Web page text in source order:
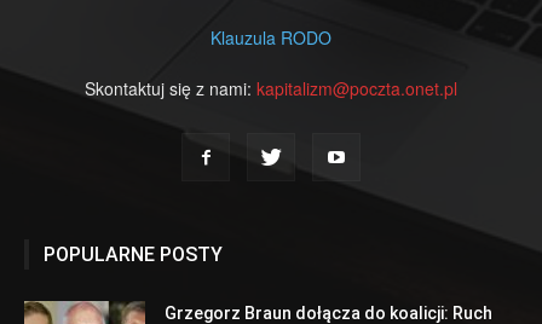
Klauzula RODO
Skontaktuj się z nami: kapitalizm@poczta.onet.pl
POPULARNE POSTY
Grzegorz Braun dołącza do koalicji: Ruch